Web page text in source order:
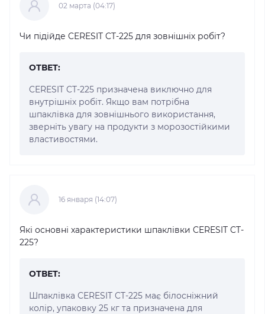
02 марта (04:17)
Чи підійде CERESIT CT-225 для зовнішніх робіт?
ОТВЕТ:
CERESIT CT-225 призначена виключно для
внутрішніх робіт. Якщо вам потрібна
шпаклівка для зовнішнього використання,
зверніть увагу на продукти з морозостійкими
властивостями.
16 января (14:07)
Які основні характеристики шпаклівки CERESIT CT-
225?
ОТВЕТ:
Шпаклівка CERESIT CT-225 має білосніжний
колір, упаковку 25 кг та призначена для